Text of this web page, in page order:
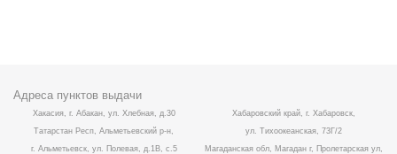
Адреса пунктов выдачи
Хакасия, г. Абакан, ул. Хлебная, д.30
Татарстан Респ, Альметьевский р-н,
г. Альметьевск, ул. Полевая, д.1В, с.5
Хабаровский край, г. Хабаровск,
ул. Тихоокеанская, 73Г/2
Магаданская обл, Магадан г, Пролетарская ул,